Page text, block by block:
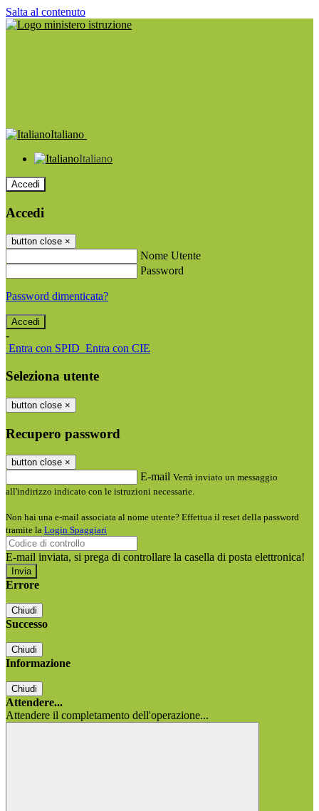
Salta al contenuto
Italiano
Italiano
Accedi
Accedi
button close ×
Nome Utente
Password
Password dimenticata?
-
Entra con SPID Entra con CIE
Seleziona utente
button close ×
Recupero password
button close ×
E-mail Verrà inviato un messaggio
all'indirizzo indicato con le istruzioni necessarie.
Non hai una e-mail associata al nome utente? Effettua il reset della password
tramite la Login Spaggiari
E-mail inviata, si prega di controllare la casella di posta elettronica!
Errore
Chiudi
Successo
Chiudi
Informazione
Chiudi
Attendere...
Attendere il completamento dell'operazione...